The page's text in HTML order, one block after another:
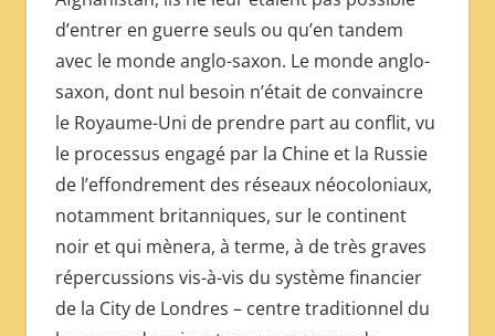
d’entrer en guerre seuls ou qu’en tandem
avec le monde anglo-saxon. Le monde anglo-
saxon, dont nul besoin n’était de convaincre
le Royaume-Uni de prendre part au conflit, vu
le processus engagé par la Chine et la Russie
de l’effondrement des réseaux néocoloniaux,
notamment britanniques, sur le continent
noir et qui mènera, à terme, à de très graves
répercussions vis-à-vis du système financier
de la City de Londres – centre traditionnel du